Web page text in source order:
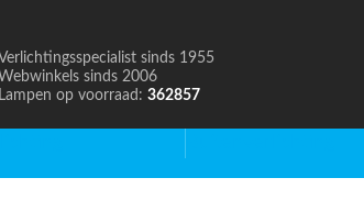
Verlichtingsspecialist sinds 1955
Webwinkels sinds 2006
Lampen op voorraad: 362857